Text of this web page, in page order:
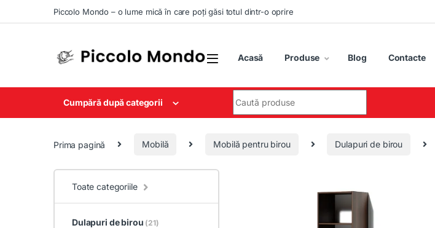
Skip to navigation
Skip to contentPiccolo Mondo – o lume mică în care poți găsi totul dintr-o oprire
Acasă Produse Blog Contacte
Cumpără după categorii
Prima pagină Mobilă Mobilă pentru birou Dulapuri de birou
Toate categoriile
Dulapuri de birou (21)